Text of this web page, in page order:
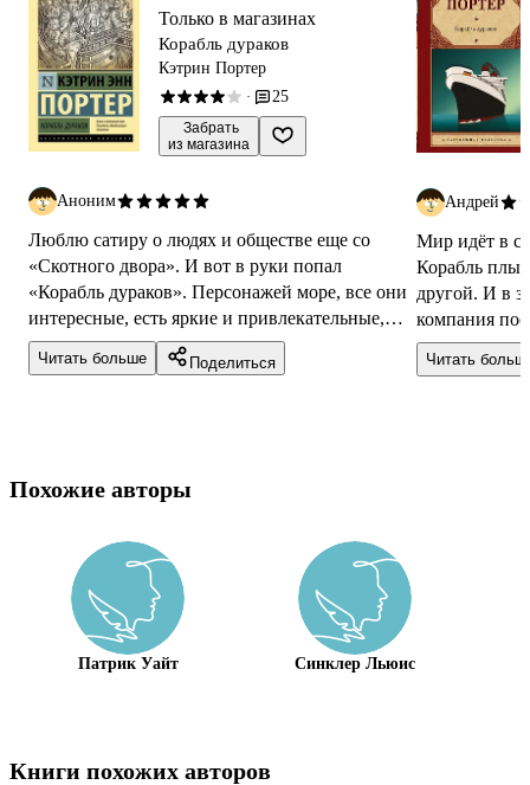
Только в магазинах
Корабль дураков
Кэтрин Портер
· 25
Забрать
из магазина
Аноним
Люблю сатиру о людях и обществе еще со
«Скотного двора». И вот в руки попал
«Корабль дураков». Персонажей море, все они
интересные, есть яркие и привлекательные, а
есть уж очень противные. Все как в ж...
Читать больше Поделиться
Андрей
Мир идёт в
Корабль
другой. И в
компания
друга. Это
Читать
Похожие авторы
Патрик Уайт Синклер Льюис
Книги похожих авторов